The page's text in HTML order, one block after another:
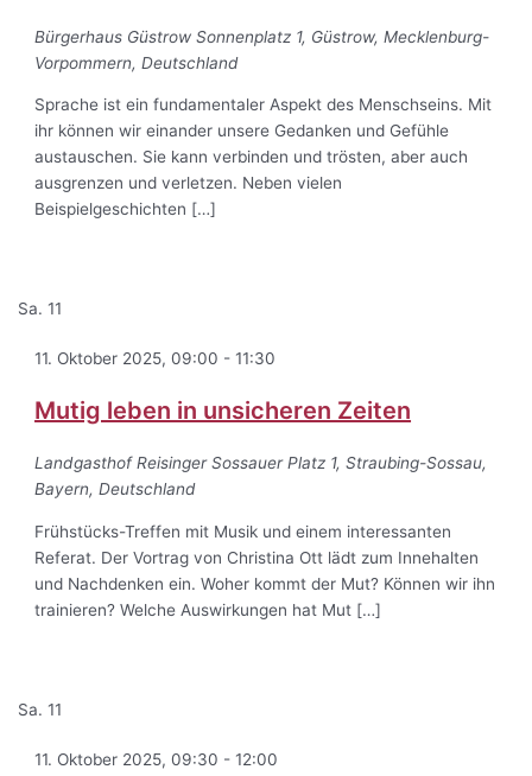
Bürgerhaus GüstrowSonnenplatz 1, Güstrow, Mecklenburg-
Vorpommern, Deutschland
Sprache ist ein fundamentaler Aspekt des Menschseins. Mit
ihr können wir einander unsere Gedanken und Gefühle
austauschen. Sie kann verbinden und trösten, aber auch
ausgrenzen und verletzen. Neben vielen
Beispielgeschichten […]
Sa.11
11. Oktober 2025, 09:00 -11:30
Mutig leben in unsicheren Zeiten
Landgasthof ReisingerSossauer Platz 1, Straubing-Sossau,
Bayern, Deutschland
Frühstücks-Treffen mit Musik und einem interessanten
Referat. Der Vortrag von Christina Ott lädt zum Innehalten
und Nachdenken ein. Woher kommt der Mut? Können wir ihn
trainieren? Welche Auswirkungen hat Mut […]
Sa.11
11. Oktober 2025, 09:30 -12:00